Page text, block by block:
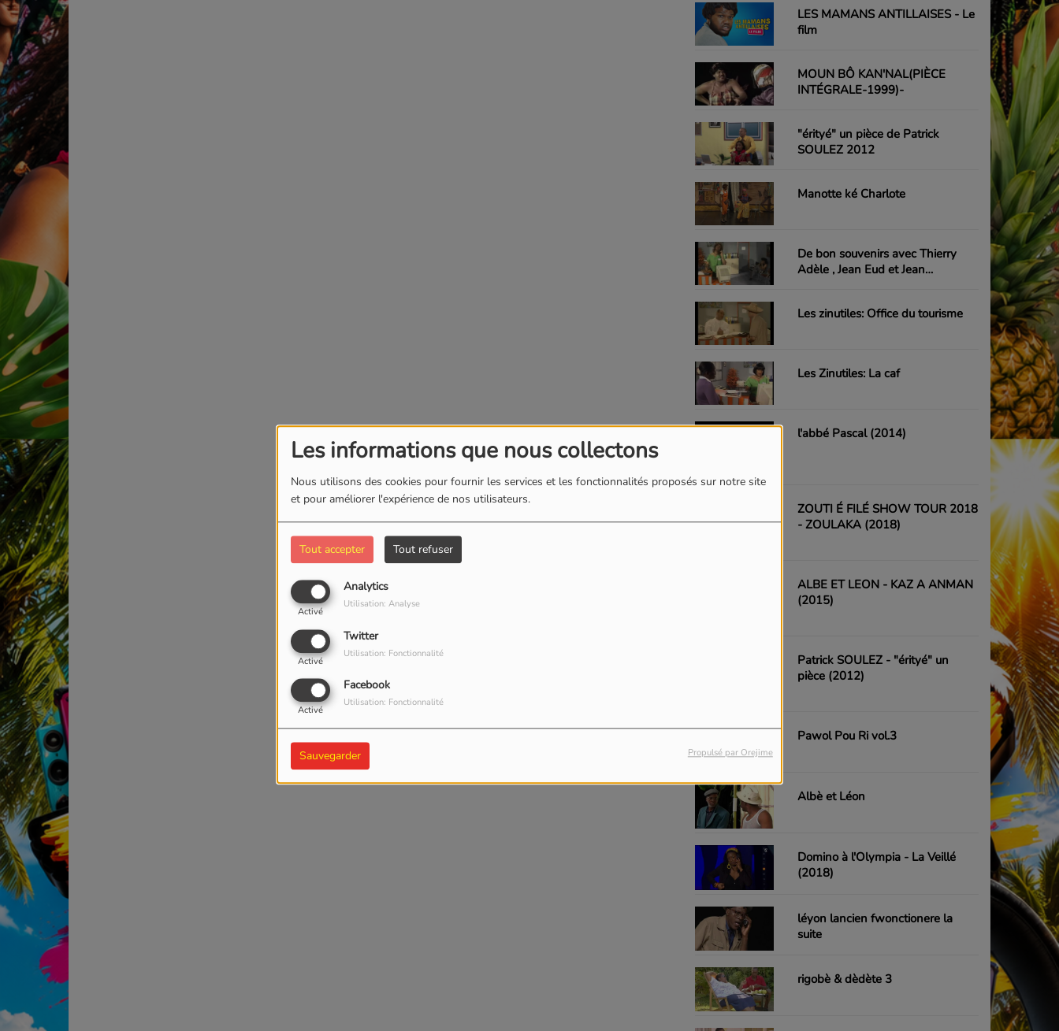
Les informations que nous collectons
Nous utilisons des cookies pour fournir les services et les fonctionnalités proposés sur notre site
et pour améliorer l'expérience de nos utilisateurs.
Tout accepter Tout refuser
Analytics
Activé
Utilisation: Analyse
Twitter
Activé
Utilisation: Fonctionnalité
Facebook
Activé
Utilisation: Fonctionnalité
Sauvegarder Propulsé par Orejime
LES MAMANS ANTILLAISES - Le
film
MOUN BÔ KAN'NAL(PIÈCE
INTÉGRALE-1999)-
"érityé" un pièce de Patrick
SOULEZ 2012
Manotte ké Charlote
De bon souvenirs avec Thierry
Adèle , Jean Eud et Jean
Les zinutiles: Office du tourisme
Les Zinutiles: La caf
l'abbé Pascal (2014)
ZOUTI É FILÉ SHOW TOUR 2018
- ZOULAKA (2018)
ALBE ET LEON - KAZ A ANMAN
(2015)
Patrick SOULEZ - "érityé" un
pièce (2012)
Pawol Pou Ri vol.3
Albè et Léon
Domino à l'Olympia - La Veillé
(2018)
léyon lancien fwonctionere la
suite
rigobè & dèdète 3